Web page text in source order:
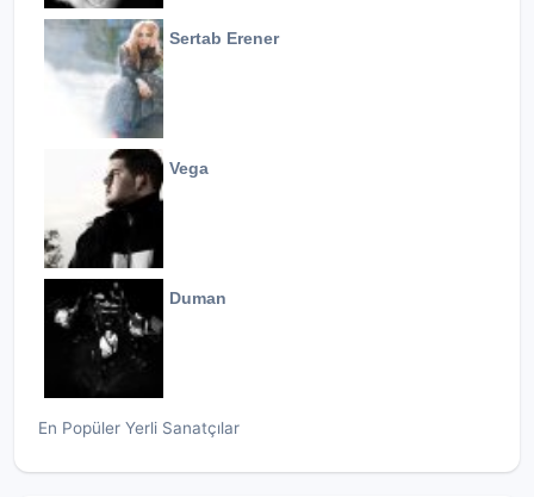
Sertab Erener
Vega
Duman
En Popüler Yerli Sanatçılar